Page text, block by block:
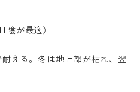
陰が最適）
える。冬は地上部が枯れ、翌